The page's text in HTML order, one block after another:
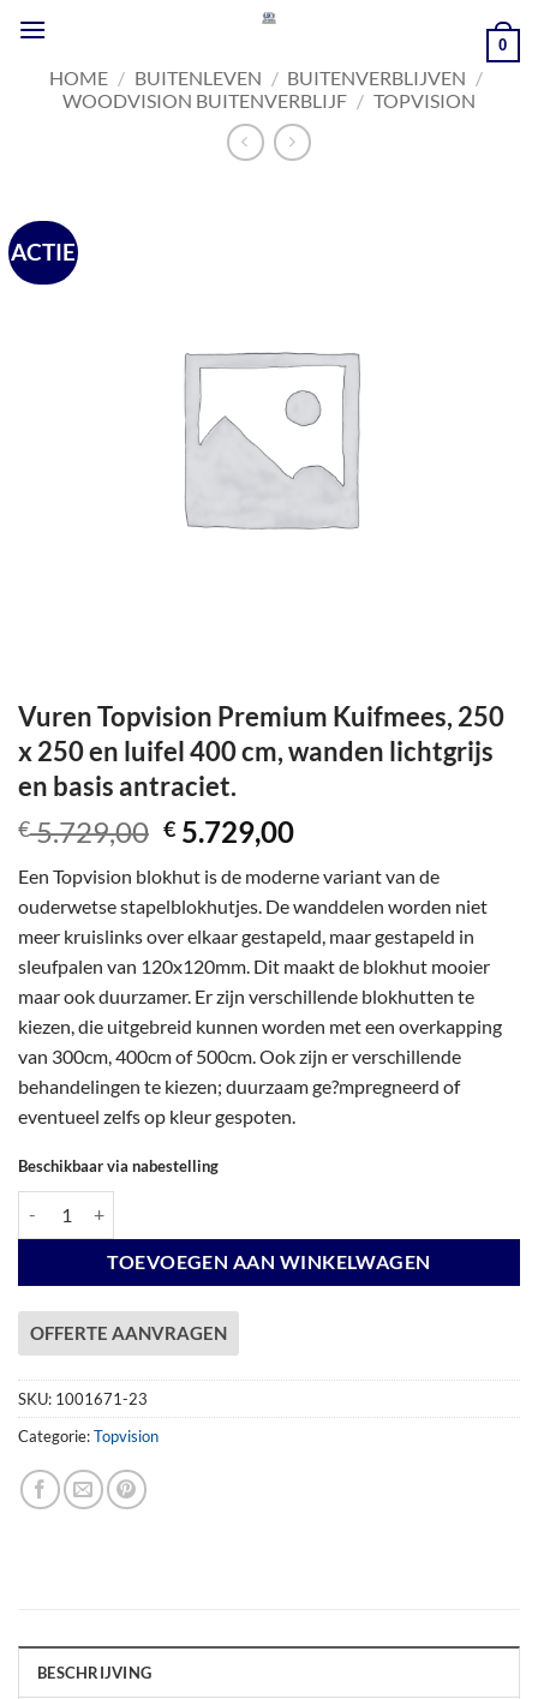
naar
inhoud
0
HOME / BUITENLEVEN / BUITENVERBLIJVEN /
WOODVISION BUITENVERBLIJF / TOPVISION
ACTIE
Vuren Topvision Premium Kuifmees, 250
x 250 en luifel 400 cm, wanden lichtgrijs
en basis antraciet.
€5.729,00 Oorspronkelijke
was:
€ 5.729,00.
€ 5.729,00Huidige
is:
€ 5.729,00.
Een Topvision blokhut is de moderne variant van de
ouderwetse stapelblokhutjes. De wanddelen worden niet
meer kruislinks over elkaar gestapeld, maar gestapeld in
sleufpalen van 120x120mm. Dit maakt de blokhut mooier
maar ook duurzamer. Er zijn verschillende blokhutten te
kiezen, die uitgebreid kunnen worden met een overkapping
van 300cm, 400cm of 500cm. Ook zijn er verschillende
behandelingen te kiezen; duurzaam ge?mpregneerd of
eventueel zelfs op kleur gespoten.
Beschikbaar via nabestelling
TOEVOEGEN AAN WINKELWAGEN
OFFERTE AANVRAGEN
SKU: 1001671-23
Categorie:Topvision
BESCHRIJVING